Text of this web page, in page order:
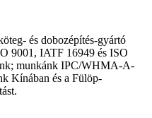
és dobozépítés-gyártó
9001, IATF 16949 és ISO
munkánk IPC/WHMA-A-
Kínában és a Fülöp-